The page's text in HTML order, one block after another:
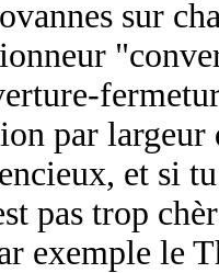
sur
par
et si
pas trop
exemple le